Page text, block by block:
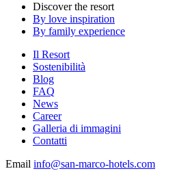
Discover the resort
By love inspiration
By family experience
Il Resort
Sostenibilità
Blog
FAQ
News
Career
Galleria di immagini
Contatti
Email info@san-marco-hotels.com